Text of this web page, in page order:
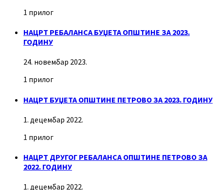
1 прилог
НАЦРТ РЕБАЛАНСА БУЏЕТА ОПШТИНЕ ЗА 2023.
ГОДИНУ
24. новембар 2023.
1 прилог
НАЦРТ БУЏЕТА ОПШТИНЕ ПЕТРОВО ЗА 2023. ГОДИНУ
1. децембар 2022.
1 прилог
НАЦРТ ДРУГОГ РЕБАЛАНСА ОПШТИНЕ ПЕТРОВО ЗА
2022. ГОДИНУ
1. децембар 2022.